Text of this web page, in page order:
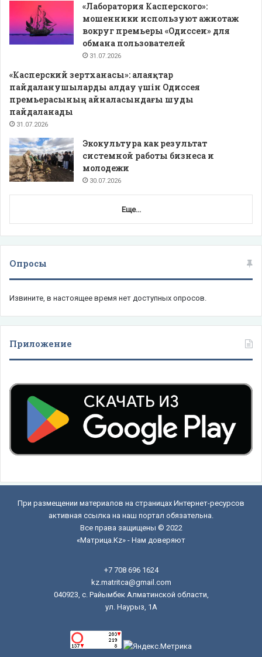
«Лаборатория Касперского»:
мошенники используют ажиотаж
вокруг премьеры «Одиссеи» для
обмана пользователей
31.07.2026
«Касперский зертханасы»: алаяқтар
пайдаланушыларды алдау үшін Одиссея
премьерасының айналасындағы шуды
пайдаланады
31.07.2026
Экокультура как результат
системной работы бизнеса и
молодежи
30.07.2026
Еще...
Опросы
Извините, в настоящее время нет доступных опросов.
Приложение
При размещении материалов на страницах Интернет-ресурсов
активная ссылка на наш портал обязательна.
Все права защищены © 2022
«Матрица.Kz» - Нам доверяют
+7 708 696 1624
kz.matritca@gmail.com
040923, с. Райымбек Алматинской области,
ул. Наурыз, 1А